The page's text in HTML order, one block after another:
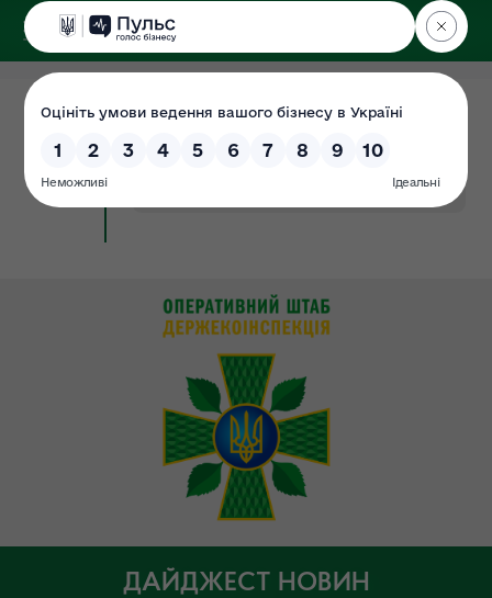
ДЕРЖЕКОІНСПЕКЦІЯ
у Хмельницькій області
05.03.2020
Документ
#вимоги #громадські #до
#інспектори
ДАЙДЖЕСТ НОВИН